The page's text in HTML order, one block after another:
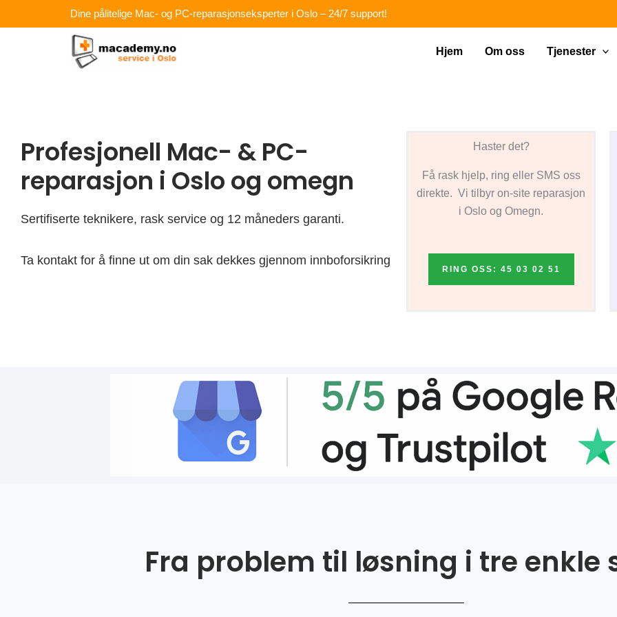
rett
Dine pålitelige Mac- og PC-reparasjonseksperter i Oslo – 24/7 support!
Hjem Om oss Tjenester
Profesjonell Mac- & PC-
reparasjon i Oslo og omegn
Sertifiserte teknikere, rask service og 12 måneders garanti.
Ta kontakt for å finne ut om din sak dekkes gjennom innboforsikring
Haster det?
Få rask hjelp, ring eller SMS oss
direkte. Vi tilbyr on-site reparasjon
i Oslo og Omegn.
RING OSS: 45 03 02 51
Fra problem til løsning i tre enkle